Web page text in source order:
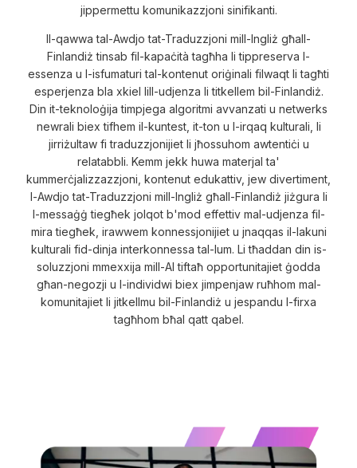
jippermettu komunikazzjoni sinifikanti.
Il-qawwa tal-Awdjo tat-Traduzzjoni mill-Ingliż għall-
Finlandiż tinsab fil-kapaċità tagħha li tippreserva l-
essenza u l-isfumaturi tal-kontenut oriġinali filwaqt li tagħti
esperjenza bla xkiel lill-udjenza li titkellem bil-Finlandiż.
Din it-teknoloġija timpjega algoritmi avvanzati u netwerks
newrali biex tifhem il-kuntest, it-ton u l-irqaq kulturali, li
jirriżultaw fi traduzzjonijiet li jħossuhom awtentiċi u
relatabbli. Kemm jekk huwa materjal ta'
kummerċjalizzazzjoni, kontenut edukattiv, jew divertiment,
l-Awdjo tat-Traduzzjoni mill-Ingliż għall-Finlandiż jiżgura li
l-messaġġ tiegħek jolqot b'mod effettiv mal-udjenza fil-
mira tiegħek, irawwem konnessjonijiet u jnaqqas il-lakuni
kulturali fid-dinja interkonnessa tal-lum. Li tħaddan din is-
soluzzjoni mmexxija mill-AI tiftaħ opportunitajiet ġodda
għan-negozji u l-individwi biex jimpenjaw ruħhom mal-
komunitajiet li jitkellmu bil-Finlandiż u jespandu l-firxa
tagħhom bħal qatt qabel.